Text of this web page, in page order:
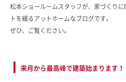
松本ショールームスタッフが、家づくりに
トを綴るアットホームなブログです。
ぜひ、ご覧ください。
来月から最高峰で建築始まります！